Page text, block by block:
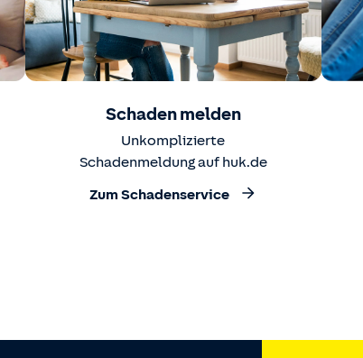
Schaden melden
Unkomplizierte
Schadenmeldung auf huk.de
Zum Schadenservice